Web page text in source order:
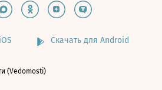
Скачать для Android
(Vedomosti)